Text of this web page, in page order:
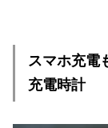
スマホ充電
充電時計